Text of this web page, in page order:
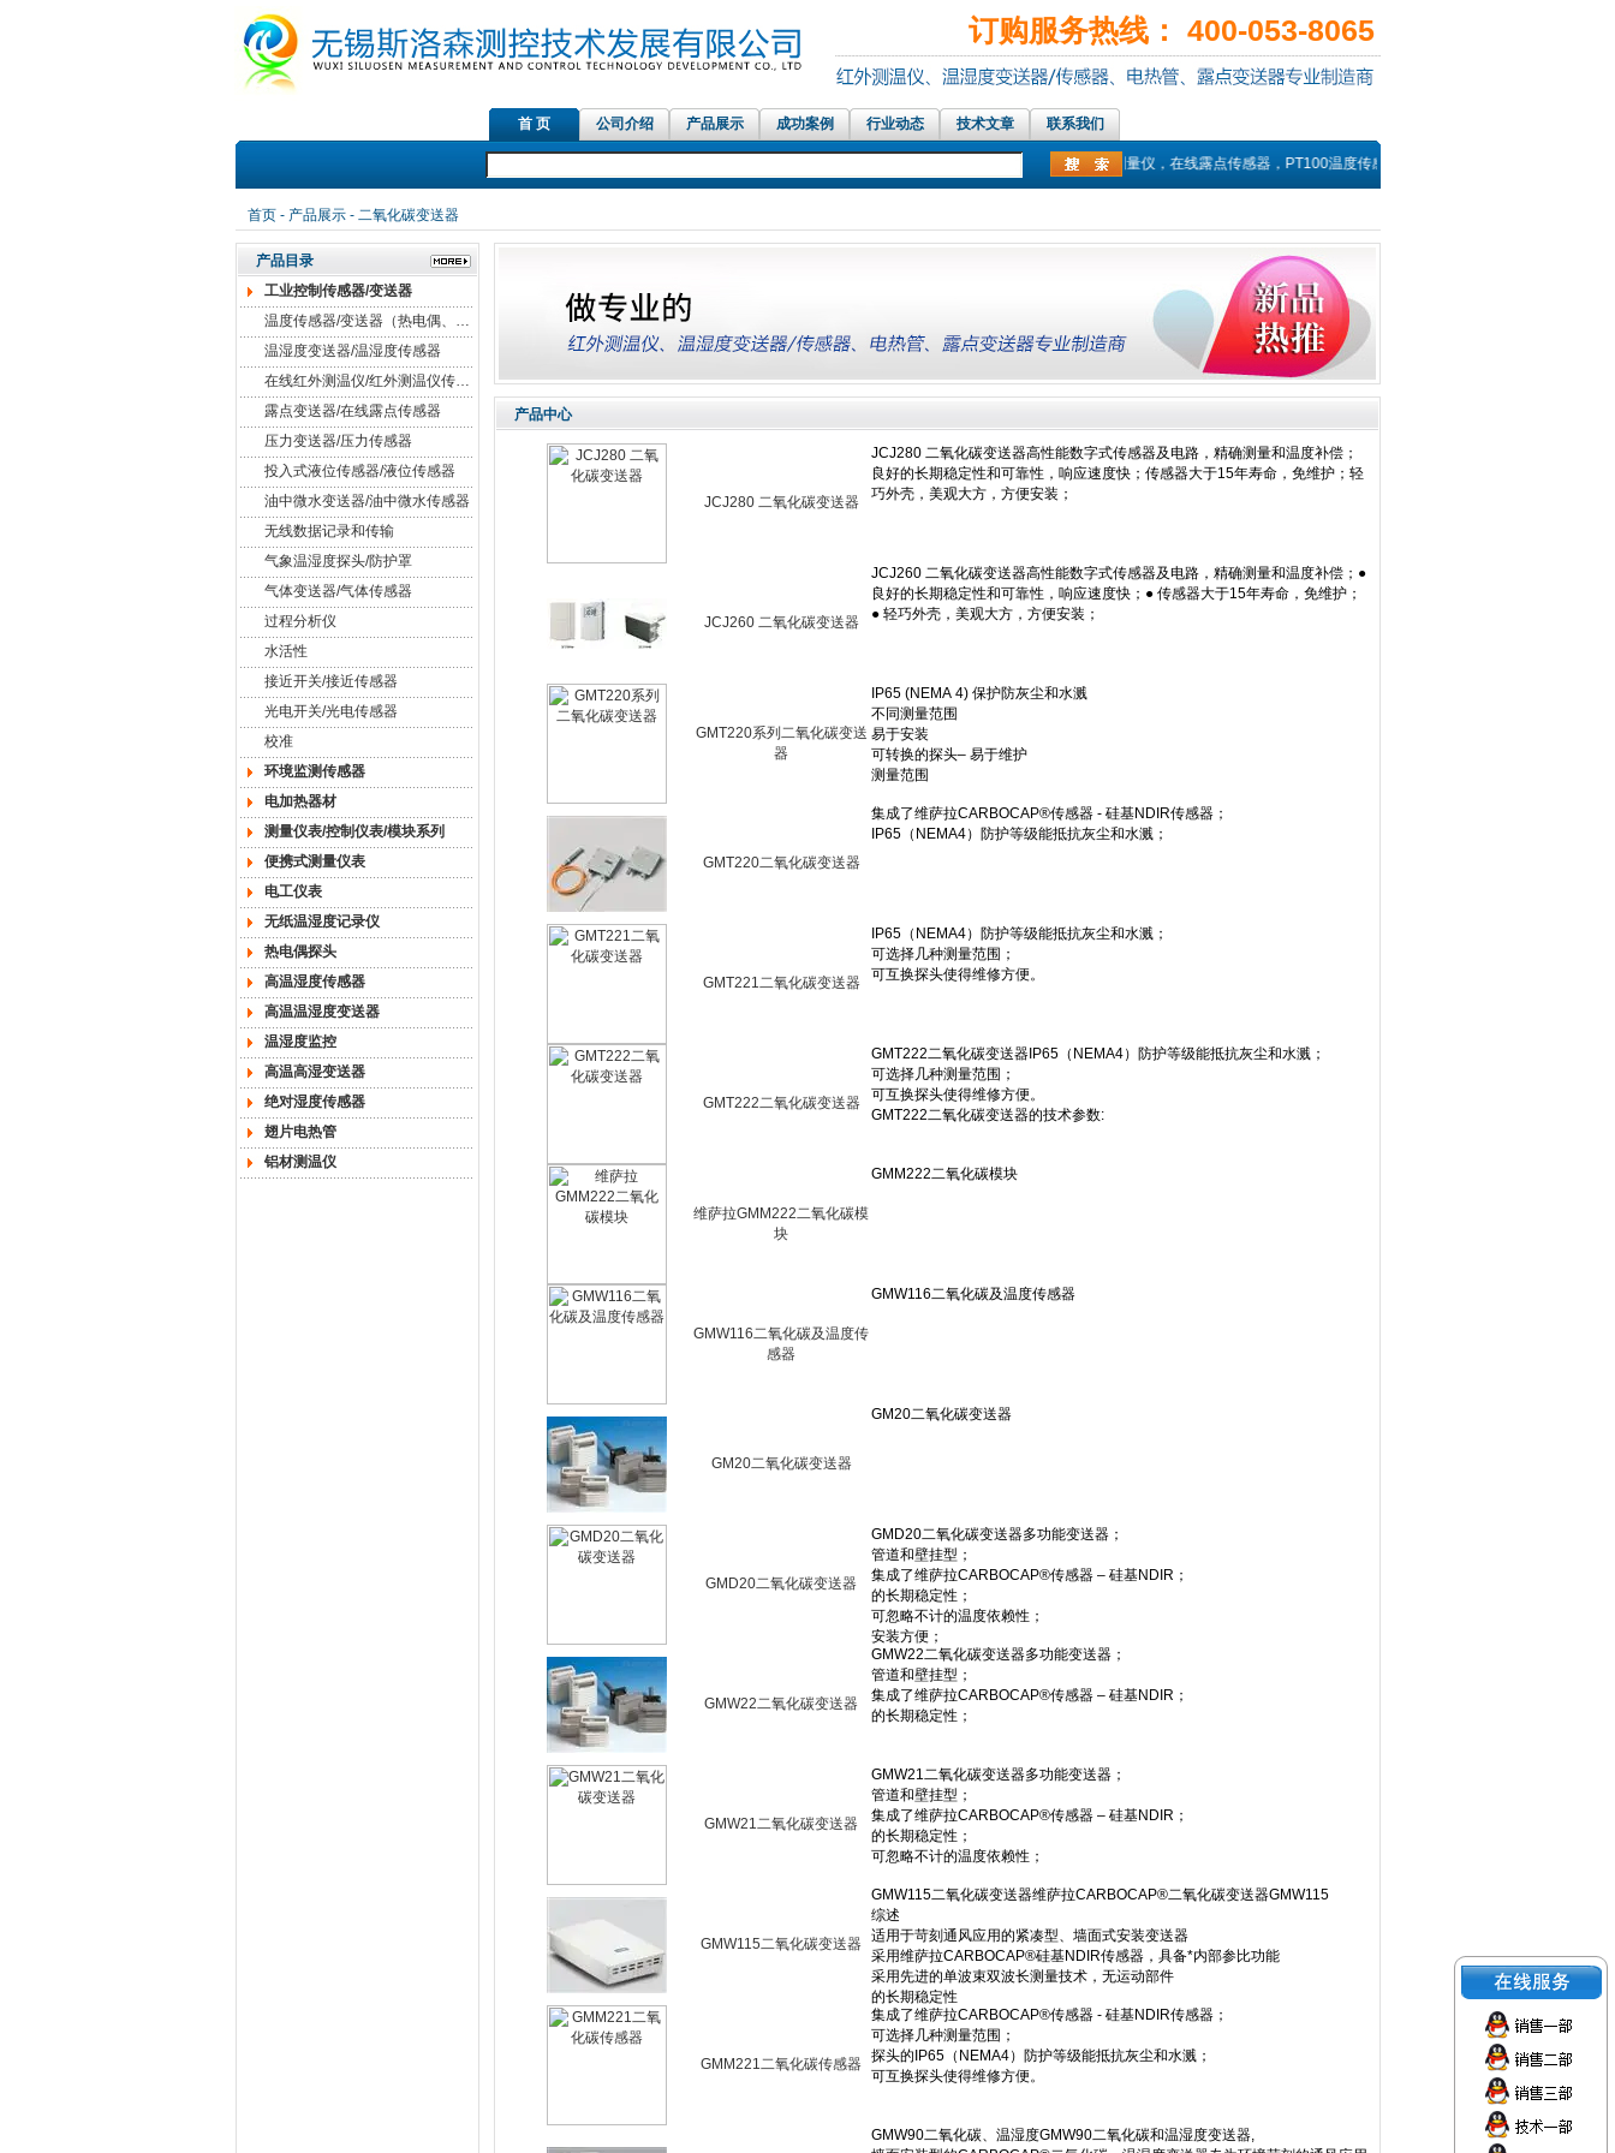
订购服务热线： 400-053-8065
首 页 公司介绍 产品展示 成功案例 行业动态 技术文章 联系我们
红外测温仪传感器，在线红外测温仪、铝材测温仪，温湿度记录仪，露点测量仪，在线露点传感器，PT100温度传感器，热电偶探头，高温湿度传感
首页- 产品展示- 二氧化碳变送器
产品目录
工业控制传感器/变送器
温度传感器/变送器（热电偶、热电阻）
温湿度变送器/温湿度传感器
在线红外测温仪/红外测温仪传感器
露点变送器/在线露点传感器
压力变送器/压力传感器
投入式液位传感器/液位传感器
油中微水变送器/油中微水传感器
无线数据记录和传输
气象温湿度探头/防护罩
气体变送器/气体传感器
过程分析仪
水活性
接近开关/接近传感器
光电开关/光电传感器
校准
环境监测传感器
电加热器材
测量仪表/控制仪表/模块系列
便携式测量仪表
电工仪表
无纸温湿度记录仪
热电偶探头
高温湿度传感器
高温温湿度变送器
温湿度监控
高温高湿变送器
绝对湿度传感器
翅片电热管
铝材测温仪
产品中心
JCJ280 二氧化碳变送器
JCJ260 二氧化碳变送器
GMT220系列二氧化碳变送
器
GMT220二氧化碳变送器
GMT221二氧化碳变送器
GMT222二氧化碳变送器
维萨拉GMM222二氧化碳模
块
GMW116二氧化碳及温度传
感器
GM20二氧化碳变送器
GMD20二氧化碳变送器
GMW22二氧化碳变送器
GMW21二氧化碳变送器
GMW115二氧化碳变送器
GMM221二氧化碳传感器